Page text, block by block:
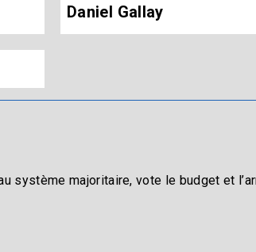
Daniel Gallay
système majoritaire, vote le budget et